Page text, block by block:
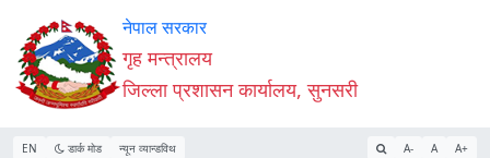
Accessibility
Mode
सुरु
गर्नुहोस्
सामाग्री
पढ्नुहाेस्
नेभिगेसन
पढ्नुहाेस्
वेबसाइट
खोजमा
जानुहोस्
नेपाल सरकार
गृह मन्त्रालय
जिल्ला प्रशासन कार्यालय, सुनसरी
EN डार्क मोड न्यून व्यान्डविथ A- A A+